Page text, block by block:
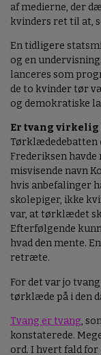
af medierne, der
kvinders ret til at,
En tidligere
og en
lanceres som
de to kvinder tør
og demokratiske
Er tvang virkelig
Tørklædedebatten
Frederiksen havde
misvisende navn
hvis anbefalinger
skolepiger, ikke
var, at tørklædet
Efterfølgende
hvad den mente.
retræte.
For det var jo
tørklæde på i den
Tvang er tvang,
konstaterede.
ord. I hvert fald